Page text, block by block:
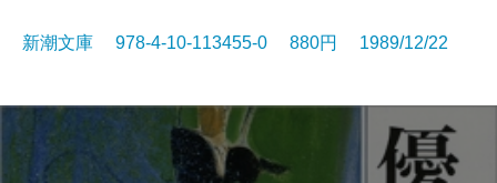
新潮文庫 978-4-10-113455-0 880円 1989/12/22